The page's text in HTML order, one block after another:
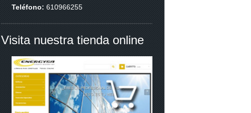
Teléfono:610966255
Visita nuestra tienda online